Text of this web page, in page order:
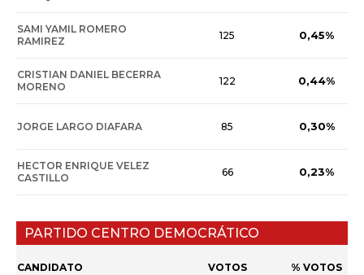
SAMI YAMIL ROMERO
RAMIREZ
125 0,45%
CRISTIAN DANIEL BECERRA
MORENO
122 0,44%
JORGE LARGO DIAFARA 85 0,30%
HECTOR ENRIQUE VELEZ
CASTILLO
66 0,23%
PARTIDO CENTRO DEMOCRÁTICO
CANDIDATO VOTOS % VOTOS